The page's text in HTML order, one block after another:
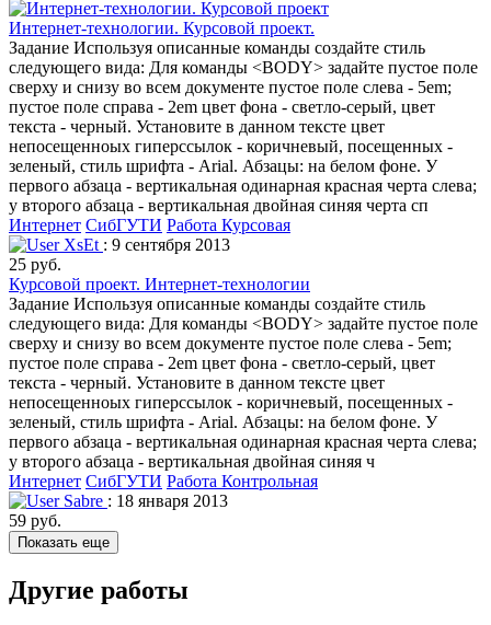
Интернет-технологии. Курсовой проект.
Задание Используя описанные команды создайте стиль
следующего вида: Для команды <BODY> задайте пустое поле
сверху и снизу во всем документе пустое поле слева - 5em;
пустое поле справа - 2em цвет фона - светло-серый, цвет
текста - черный. Установите в данном тексте цвет
непосещенноых гиперссылок - коричневый, посещенных -
зеленый, стиль шрифта - Arial. Абзацы: на белом фоне. У
первого абзаца - вертикальная одинарная красная черта слева;
у второго абзаца - вертикальная двойная синяя черта сп
Интернет СибГУТИ Работа Курсовая
XsEt : 9 сентября 2013
25 руб.
Курсовой проект. Интернет-технологии
Задание Используя описанные команды создайте стиль
следующего вида: Для команды <BODY> задайте пустое поле
сверху и снизу во всем документе пустое поле слева - 5em;
пустое поле справа - 2em цвет фона - светло-серый, цвет
текста - черный. Установите в данном тексте цвет
непосещенноых гиперссылок - коричневый, посещенных -
зеленый, стиль шрифта - Arial. Абзацы: на белом фоне. У
первого абзаца - вертикальная одинарная красная черта слева;
у второго абзаца - вертикальная двойная синяя ч
Интернет СибГУТИ Работа Контрольная
Sabre : 18 января 2013
59 руб.
Показать еще
Другие работы